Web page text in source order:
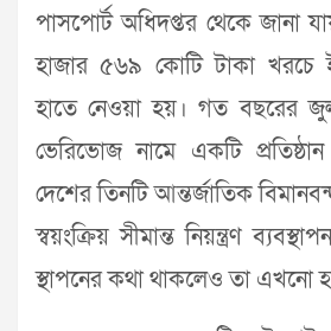
পাসপোর্ট অধিদপ্তর থেকে জানা
হাজার ৫৬৯ কোটি টাকা খরচে
হাতে নেওয়া হয়। গত বছরের
ভেরিভোজ নামে একটি
দেশের তিনটি আন্তর্জাতিক
স্বয়ংক্রিয় সীমান্ত নিয়ন্ত্রণ
স্থাপনের কথা থাকলেও তা এখনো